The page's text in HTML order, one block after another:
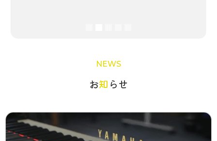
NEWS
‍お知 らせ